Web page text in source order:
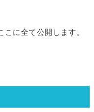
に全て公開します。